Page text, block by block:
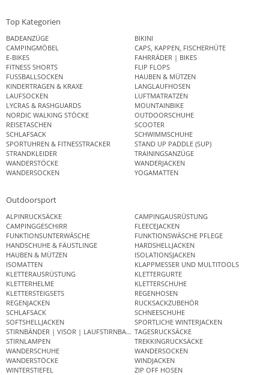
Top Kategorien
BADEANZÜGE
BIKINI
CAMPINGMÖBEL
CAPS, KAPPEN, FISCHERHÜTE
E-BIKES
FAHRRÄDER | BIKES
FITNESS SHORTS
FLIP FLOPS
FUSSBALLSOCKEN
HAUBEN & MÜTZEN
KINDERTRAGEN & KRAXE
LANGLAUFHOSEN
LAUFSOCKEN
LUFTMATRATZEN
LYCRAS & RASHGUARDS
MOUNTAINBIKE
NORDIC WALKING STÖCKE
OUTDOORSCHUHE
REISETASCHEN
SCOOTER
SCHLAFSACK
SCHWIMMSCHUHE
SPORTUHREN & FITNESSTRACKER
STAND UP PADDLE (SUP)
STRANDKLEIDER
TRAININGSANZÜGE
WANDERSTÖCKE
WANDERJACKEN
WANDERSOCKEN
YOGAMATTEN
Outdoorsport
ALPINRUCKSÄCKE
CAMPINGAUSRÜSTUNG
CAMPINGGESCHIRR
FLEECEJACKEN
FUNKTIONSUNTERWÄSCHE
FUNKTIONSWÄSCHE PFLEGE
HANDSCHUHE & FÄUSTLINGE
HARDSHELLJACKEN
HAUBEN & MÜTZEN
ISOLATIONSJACKEN
ISOMATTEN
KLAPPMESSER UND MULTITOOLS
KLETTERAUSRÜSTUNG
KLETTERGURTE
KLETTERHELME
KLETTERSCHUHE
KLETTERSTEIGSETS
REGENHOSEN
REGENJACKEN
RUCKSACKZUBEHÖR
SCHLAFSACK
SCHNEESCHUHE
SOFTSHELLJACKEN
SPORTLICHE WINTERJACKEN
STIRNBÄNDER | VISOR | LAUFSTIRNBANDTAGESRUCKSÄCKE
STIRNLAMPEN
TREKKINGRUCKSÄCKE
WANDERSCHUHE
WANDERSOCKEN
WANDERSTÖCKE
WINDJACKEN
WINTERSTIEFEL
ZIP OFF HOSEN